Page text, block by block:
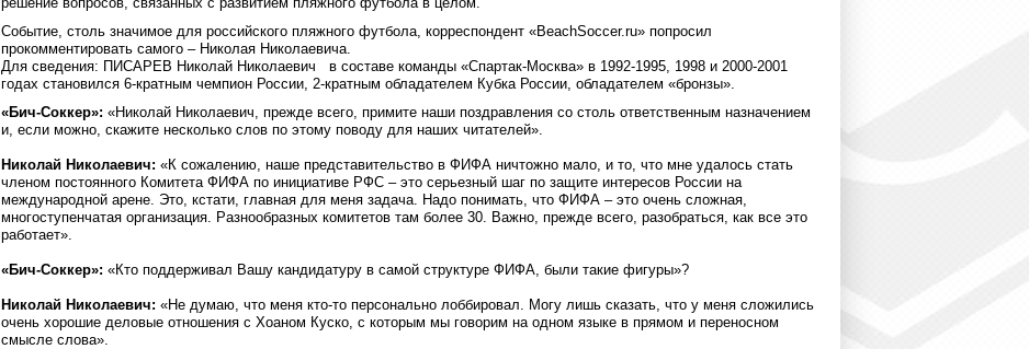
Событие, столь значимое для российского пляжного футбола, корреспондент «BeachSoccer.ru» попросил
прокомментировать самого – Николая Николаевича.
Для сведения: ПИСАРЕВ Николай Николаевич в составе команды «Спартак-Москва» в 1992-1995, 1998 и 2000-2001
годах cтановился 6-кратным чемпион России, 2-кратным обладателем Кубка России, обладателем «бронзы».
«Бич-Соккер»: «Николай Николаевич, прежде всего, примите наши поздравления со столь ответственным назначением
и, если можно, скажите несколько слов по этому поводу для наших читателей».
Николай Николаевич: «К сожалению, наше представительство в ФИФА ничтожно мало, и то, что мне удалось стать
членом постоянного Комитета ФИФА по инициативе РФС – это серьезный шаг по защите интересов России на
международной арене. Это, кстати, главная для меня задача. Надо понимать, что ФИФА – это очень сложная,
многоступенчатая организация. Разнообразных комитетов там более 30. Важно, прежде всего, разобраться, как все это
работает».
«Бич-Соккер»: «Кто поддерживал Вашу кандидатуру в самой структуре ФИФА, были такие фигуры»?
Николай Николаевич: «Не думаю, что меня кто-то персонально лоббировал. Могу лишь сказать, что у меня сложились
очень хорошие деловые отношения с Хоаном Куско, с которым мы говорим на одном языке в прямом и переносном
смысле слова».